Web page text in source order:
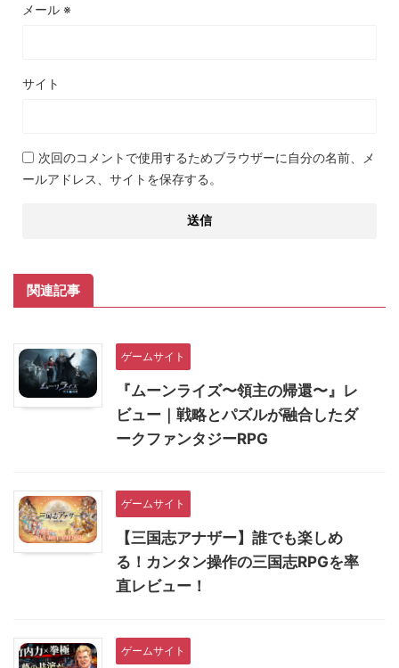
メール ※
サイト
次回のコメントで使用するためブラウザーに自分の名前、メ
ールアドレス、サイトを保存する。
関連記事
ゲームサイト
『ムーンライズ〜領主の帰還〜』レ
ビュー｜戦略とパズルが融合したダ
ークファンタジーRPG
ゲームサイト
【三国志アナザー】誰でも楽しめ
る！カンタン操作の三国志RPGを率
直レビュー！
ゲームサイト